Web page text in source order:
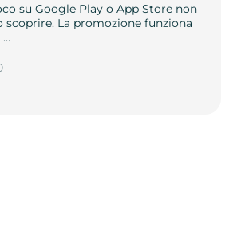
su Google Play o App Store non
scoprire. La promozione funziona
…